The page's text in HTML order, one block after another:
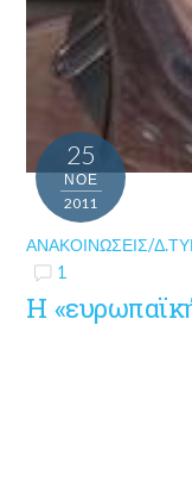
25
ΝΟΈ
2011
ΑΝΑΚΟΙΝΏΣΕΙΣ/
1
Η